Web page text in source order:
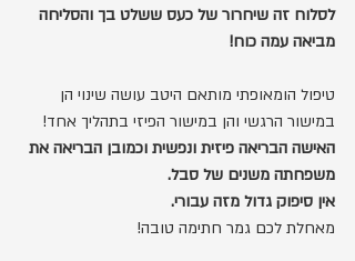
לסלוח זה שיחרור של כעס ששלט בך והסליחה
מביאה עמה כוח!
טיפול הומאופתי מותאם היטב עושה שינוי הן
במישור הרגשי והן במישור הפיזי בתהליך אחד!
האישה הבריאה פיזית ונפשית וכמובן הבריאה את
משפחתה משנים של סבל.
אין סיפוק גדול מזה עבורי.
מאחלת לכם גמר חתימה טובה!